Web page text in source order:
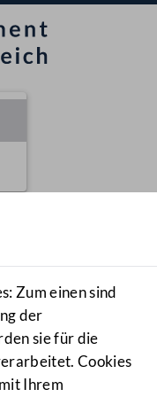
Zum einen sind
der
sie für die
Cookies
Ihrem